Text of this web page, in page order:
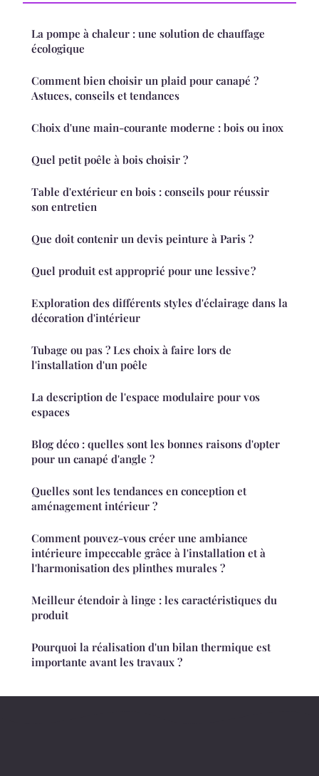
La pompe à chaleur : une solution de chauffage
écologique
Comment bien choisir un plaid pour canapé ?
Astuces, conseils et tendances
Choix d'une main-courante moderne : bois ou inox
Quel petit poêle à bois choisir ?
Table d'extérieur en bois : conseils pour réussir
son entretien
Que doit contenir un devis peinture à Paris ?
Quel produit est approprié pour une lessive ?
Exploration des différents styles d'éclairage dans la
décoration d'intérieur
Tubage ou pas ? Les choix à faire lors de
l'installation d'un poêle
La description de l'espace modulaire pour vos
espaces
Blog déco : quelles sont les bonnes raisons d'opter
pour un canapé d'angle ?
Quelles sont les tendances en conception et
aménagement intérieur ?
Comment pouvez-vous créer une ambiance
intérieure impeccable grâce à l'installation et à
l'harmonisation des plinthes murales ?
Meilleur étendoir à linge : les caractéristiques du
produit
Pourquoi la réalisation d'un bilan thermique est
importante avant les travaux ?